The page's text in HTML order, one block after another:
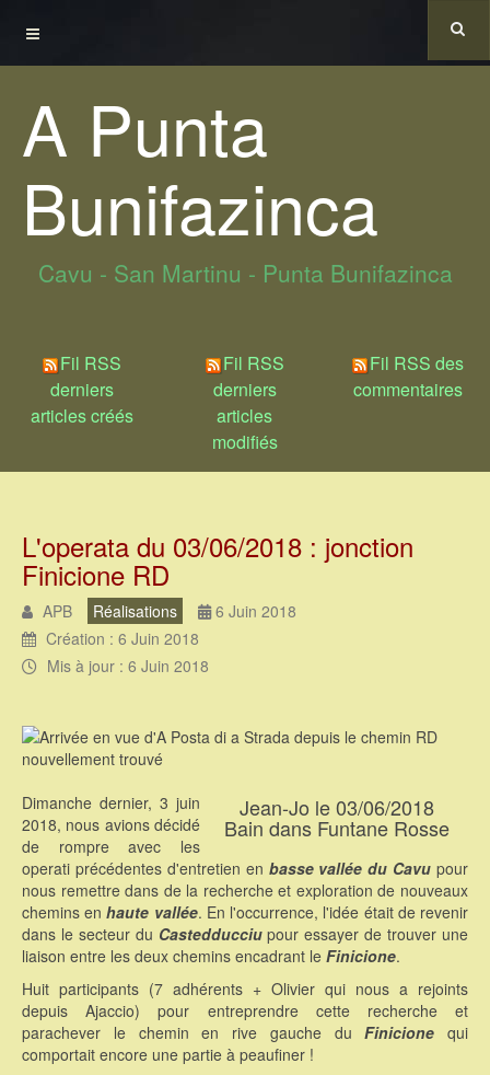
A Punta
Bunifazinca
Cavu - San Martinu - Punta Bunifazinca
Fil RSS
derniers
articles créés
Fil RSS
derniers
articles
modifiés
Fil RSS des
commentaires
L'operata du 03/06/2018 : jonction
Finicione RD
APB Réalisations
6 Juin 2018
Création : 6 Juin 2018
Mis à jour : 6 Juin 2018
Jean-Jo le 03/06/2018
Bain dans Funtane Rosse
Dimanche dernier, 3 juin
2018, nous avions décidé
de rompre avec les
operati précédentes d'entretien en basse vallée du Cavu pour
nous remettre dans de la recherche et exploration de nouveaux
chemins enhaute vallée. En l'occurrence, l'idée était de revenir
dans le secteur du Castedducciupour essayer de trouver une
liaison entre les deux chemins encadrant le Finicione.
Huit participants (7 adhérents + Olivier qui nous a rejoints
depuis Ajaccio) pour entreprendre cette recherche et
parachever le chemin en rive gauche duFinicione qui
comportait encore une partie à peaufiner !